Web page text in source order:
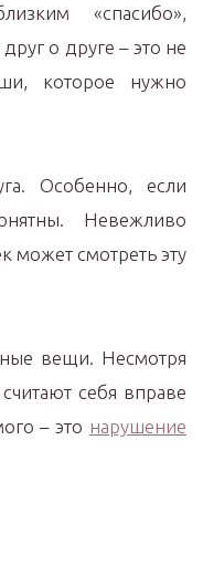
«спасибо»,
о друге – это не
которое нужно
Особенно, если
Невежливо
может смотреть эту
вещи. Несмотря
себя вправе
– это нарушение